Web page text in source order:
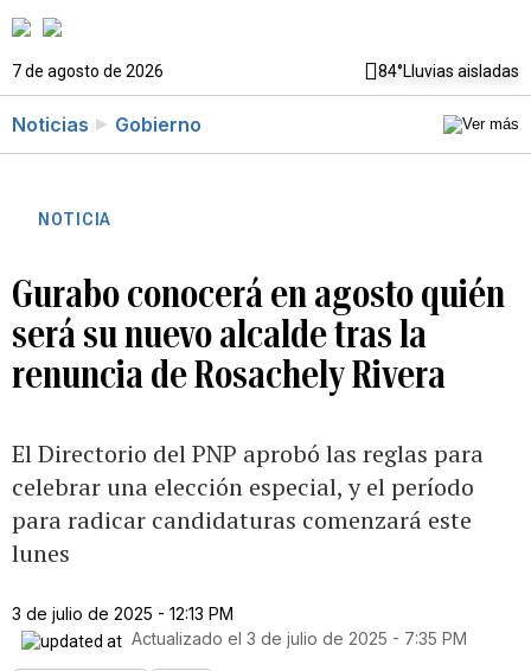
7 de agosto de 2026 84°Lluvias aisladas
Noticias Gobierno
NOTICIA
Gurabo conocerá en agosto quién
será su nuevo alcalde tras la
renuncia de Rosachely Rivera
El Directorio del PNP aprobó las reglas para
celebrar una elección especial, y el período
para radicar candidaturas comenzará este
lunes
3 de julio de 2025 - 12:13 PM
Actualizado el 3 de julio de 2025 - 7:35 PM